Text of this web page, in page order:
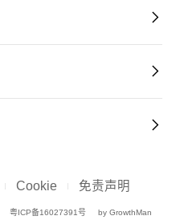
粤ICP备16027391号 by GrowthMan
Cookie 免责声明